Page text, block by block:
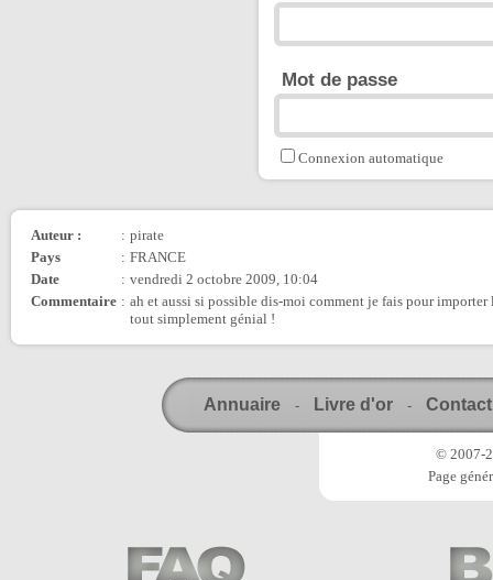
Mot de passe
Connexion automatique
Auteur : : pirate
Pays
: FRANCE
Date
: vendredi 2 octobre 2009, 10:04
Commentaire : ah et aussi si possible dis-moi comment je fais pour
tout simplement génial !
Annuaire - Livre d'or - Contact
© 2007-
Page